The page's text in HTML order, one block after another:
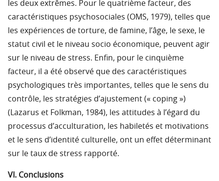
les deux extrêmes. Pour le quatrième facteur, des
caractéristiques psychosociales (OMS, 1979), telles que
les expériences de torture, de famine, l’âge, le sexe, le
statut civil et le niveau socio économique, peuvent agir
sur le niveau de stress. Enfin, pour le cinquième
facteur, il a été observé que des caractéristiques
psychologiques très importantes, telles que le sens du
contrôle, les stratégies d’ajustement (« coping »)
(Lazarus et Folkman, 1984), les attitudes à l’égard du
processus d’acculturation, les habiletés et motivations
et le sens d’identité culturelle, ont un effet déterminant
sur le taux de stress rapporté.
VI. Conclusions